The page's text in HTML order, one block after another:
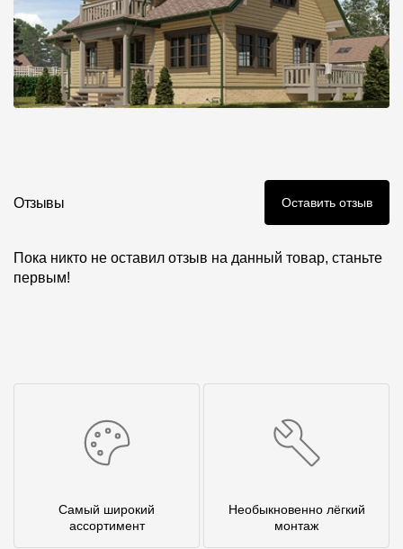
Отзывы Оставить отзыв
Пока никто не оставил отзыв на данный товар, станьте
первым!
Самый широкий
ассортимент
Необыкновенно лёгкий
монтаж